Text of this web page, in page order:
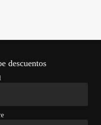
descuentos